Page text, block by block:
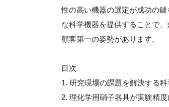
性の高い機器の選定が成功の鍵
な科学機器を提供することで
顧客第一の姿勢があります。
目次
1. 研究現場の課題を解決する
2. 理化学用硝子器具が実験精